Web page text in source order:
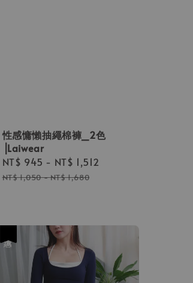
性感慵懶抽繩棉褲_2色
⎟Laiwear
Sale
price
NT$ 945 - NT$ 1,512
NT$ 1,050-NT$ 1,680